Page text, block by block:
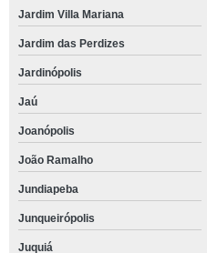
Jardim Villa Mariana
Jardim das Perdizes
Jardinópolis
Jaú
Joanópolis
João Ramalho
Jundiapeba
Junqueirópolis
Juquiá